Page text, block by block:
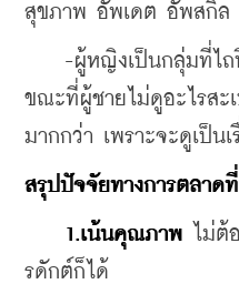
สุขภาพ อัพเดต อัพสกิล
-ผู้หญิงเป็นกลุ่มที่ไถฟี
ขณะที่ผู้ชายไม่ดูอะไรสะ
มากกว่า เพราะจะดูเป็นเ
สรุปปัจจัยทางการตลาด
1.เน้นคุณภาพ ไม่ต้
รดักต์ก็ได้